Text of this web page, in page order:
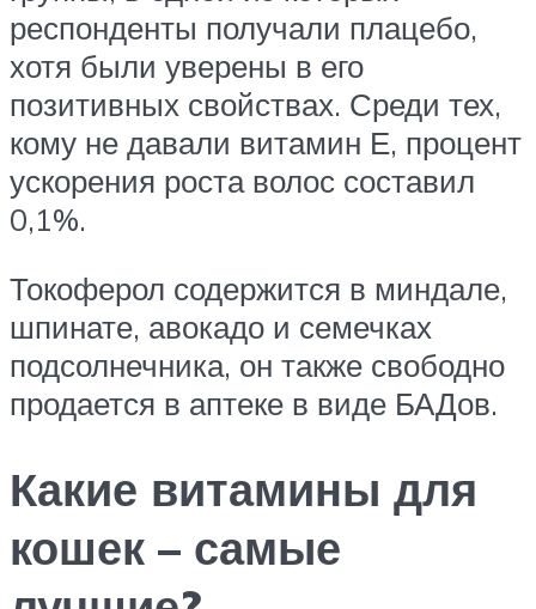
респонденты получали плацебо,
хотя были уверены в его
позитивных свойствах. Среди тех,
кому не давали витамин Е, процент
ускорения роста волос составил
0,1%.
Токоферол содержится в миндале,
шпинате, авокадо и семечках
подсолнечника, он также свободно
продается в аптеке в виде БАДов.
Какие витамины для
кошек – самые